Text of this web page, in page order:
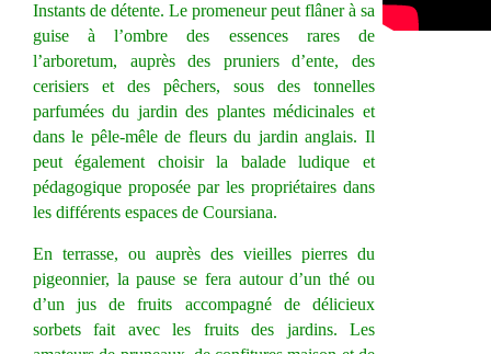
Instants de détente. Le promeneur peut flâner à sa
guise à l’ombre des essences rares de
l’arboretum, auprès des pruniers d’ente, des
cerisiers et des pêchers, sous des tonnelles
parfumées du jardin des plantes médicinales et
dans le pêle-mêle de fleurs du jardin anglais. Il
peut également choisir la balade ludique et
pédagogique proposée par les propriétaires dans
les différents espaces de Coursiana.
En terrasse, ou auprès des vieilles pierres du
pigeonnier, la pause se fera autour d’un thé ou
d’un jus de fruits accompagné de délicieux
sorbets fait avec les fruits des jardins. Les